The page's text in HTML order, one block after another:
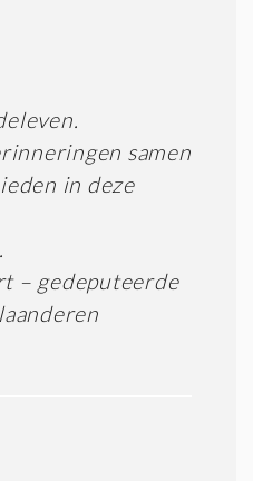
samen
in deze
– gedeputeerde